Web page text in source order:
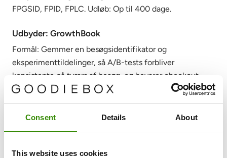
Consent Details About
This website uses cookies
FPGSID, FPID, FPLC. Udløb: Op til 400 dage.
Udbyder: GrowthBook
Formål: Gemmer en besøgsidentifikator og
eksperimenttildelinger, så A/B-tests forbliver
konsistente på tværs af besøg, og bevarer checkout-
attribuering til eksperimentmåling. Navne: gbuuid,
gbStickyBuckets__id||#, gb_checkout_attribution (Local
Storage). Udløb: Op til 400 dage / 180 dage / Session.
Marketing cookies (Marketing)